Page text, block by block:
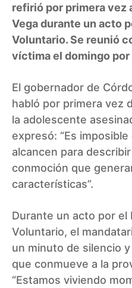
refirió por primera vez
Vega durante un acto
Voluntario. Se reunió
víctima el domingo por
El gobernador de
habló por primera vez
la adolescente
expresó: “Es
alcancen para
conmoción que
características”.
Durante un acto por el
Voluntario, el
un minuto de silencio
que conmueve a la
“Estamos viviendo